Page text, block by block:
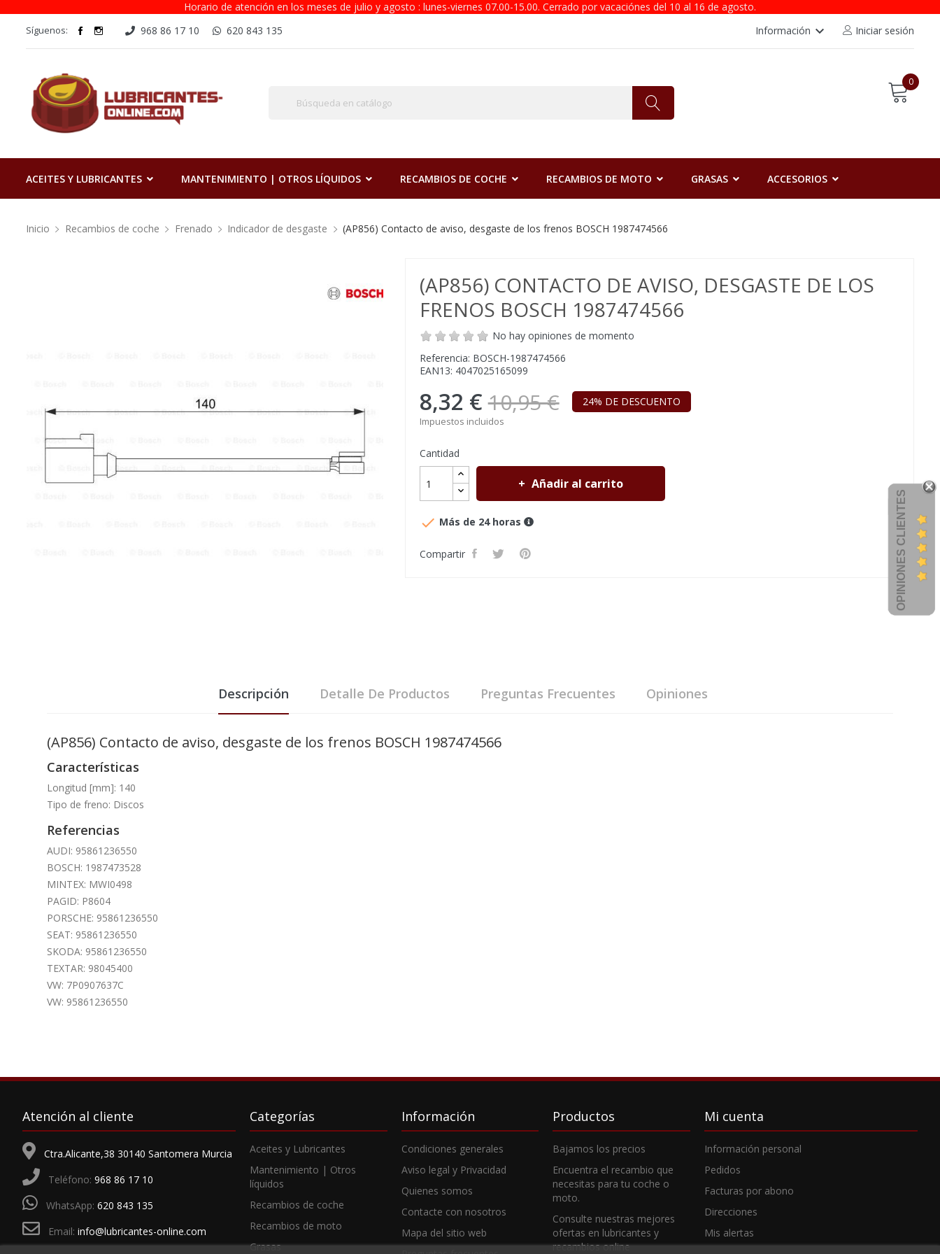
Horario de atención en los meses de julio y agosto : lunes-viernes 07.00-15.00. Cerrado por vacaciónes del 10 al 16 de agosto.
Síguenos: 968 86 17 10 620 843 135 Iniciar sesión
Información keyboard_arrow_down
0
ACEITES Y LUBRICANTES MANTENIMIENTO | OTROS LÍQUIDOS RECAMBIOS DE COCHE RECAMBIOS DE MOTO GRASAS ACCESORIOS
Inicio Recambios de coche Frenado Indicador de desgaste (AP856) Contacto de aviso, desgaste de los frenos BOSCH 1987474566
(AP856) CONTACTO DE AVISO, DESGASTE DE LOS
FRENOS BOSCH 1987474566
No hay opiniones de momento
Referencia: BOSCH-1987474566
EAN13: 4047025165099
8,32 € 10,95 € 24% DE DESCUENTO
Impuestos incluidos
Cantidad
Añadir al carrito
 Más de 24 horas
Compartir
Descripción Detalle De Productos Preguntas Frecuentes Opiniones
(AP856) Contacto de aviso, desgaste de los frenos BOSCH 1987474566
Características
Longitud [mm]: 140
Tipo de freno: Discos
Referencias
AUDI: 95861236550
BOSCH: 1987473528
MINTEX: MWI0498
PAGID: P8604
PORSCHE: 95861236550
SEAT: 95861236550
SKODA: 95861236550
TEXTAR: 98045400
VW: 7P0907637C
VW: 95861236550
Atención al cliente
Ctra.Alicante,38 30140 Santomera Murcia
Teléfono: 968 86 17 10
WhatsApp: 620 843 135
Email: info@lubricantes-online.com
Categorías
Aceites y Lubricantes
Mantenimiento | Otros
líquidos
Recambios de coche
Recambios de moto
Grasas
Información
Condiciones generales
Aviso legal y Privacidad
Quienes somos
Contacte con nosotros
Mapa del sitio web
Productos
Bajamos los precios
Encuentra el recambio que
necesitas para tu coche o
moto.
Consulte nuestras mejores
ofertas en lubricantes y
recambios online
Mi cuenta
Información personal
Pedidos
Facturas por abono
Direcciones
Mis alertas
OPINIONES CLIENTES